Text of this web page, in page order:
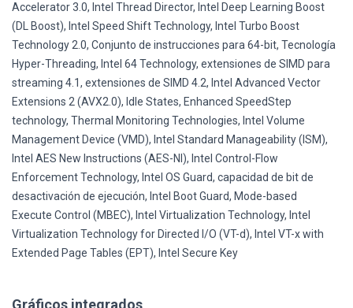
Accelerator 3.0, Intel Thread Director, Intel Deep Learning Boost
(DL Boost), Intel Speed Shift Technology, Intel Turbo Boost
Technology 2.0, Conjunto de instrucciones para 64-bit, Tecnología
Hyper-Threading, Intel 64 Technology, extensiones de SIMD para
streaming 4.1, extensiones de SIMD 4.2, Intel Advanced Vector
Extensions 2 (AVX2.0), Idle States, Enhanced SpeedStep
technology, Thermal Monitoring Technologies, Intel Volume
Management Device (VMD), Intel Standard Manageability (ISM),
Intel AES New Instructions (AES-NI), Intel Control-Flow
Enforcement Technology, Intel OS Guard, capacidad de bit de
desactivación de ejecución, Intel Boot Guard, Mode-based
Execute Control (MBEC), Intel Virtualization Technology, Intel
Virtualization Technology for Directed I/O (VT-d), Intel VT-x with
Extended Page Tables (EPT), Intel Secure Key